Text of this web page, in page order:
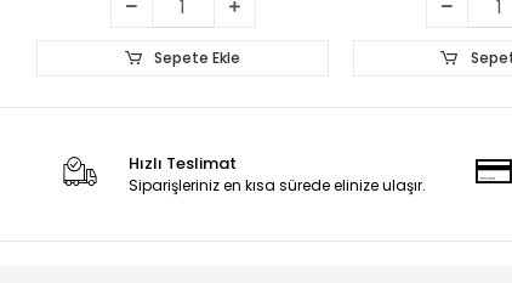
Sepete Ekle
Hızlı Teslimat
Siparişleriniz en kısa sürede elinize ulaşır.